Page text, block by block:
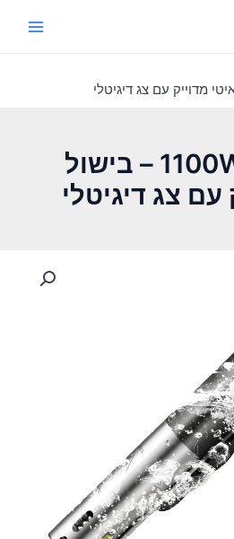
סיר סו ויד 1100W – בישול
עם צג דיגיטלי